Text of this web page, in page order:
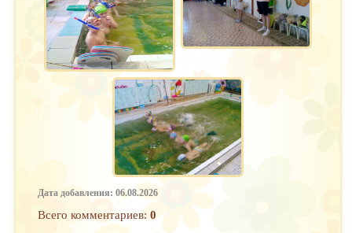
Дата добавления: 06.08.2026
Всего комментариев: 0